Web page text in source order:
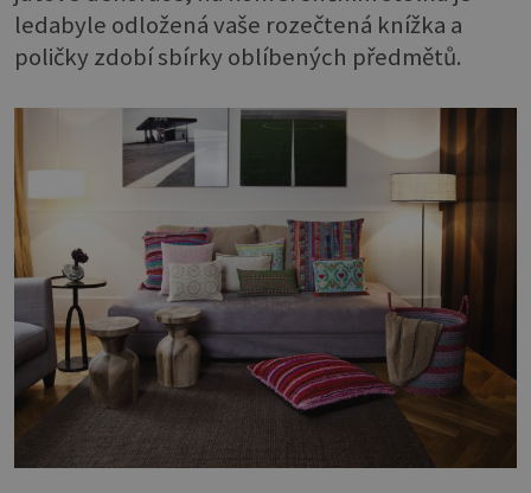
ledabyle odložená vaše rozečtená knížka a
poličky zdobí sbírky oblíbených předmětů.